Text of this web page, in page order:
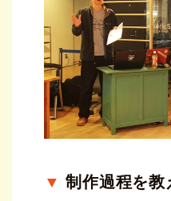
制作過程を教